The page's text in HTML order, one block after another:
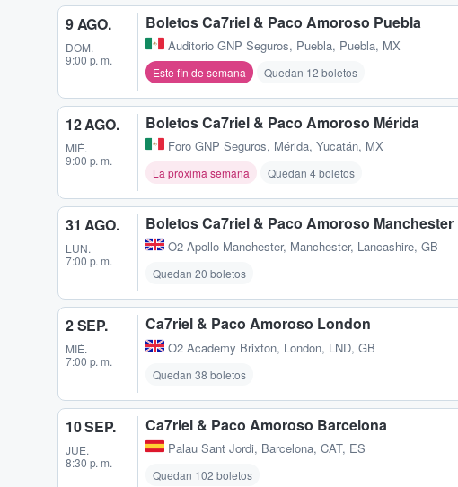
9 AGO.
DOM.
9:00 p. m.
Boletos Ca7riel & Paco Amoroso Puebla
Auditorio GNP Seguros, Puebla, Puebla, MX
Este fin de semana Quedan 12 boletos
12 AGO.
MIÉ.
9:00 p. m.
Boletos Ca7riel & Paco Amoroso Mérida
Foro GNP Seguros, Mérida, Yucatán, MX
La próxima semana Quedan 4 boletos
31 AGO.
LUN.
7:00 p. m.
Boletos Ca7riel & Paco Amoroso Manchester
O2 Apollo Manchester, Manchester, Lancashire, GB
Quedan 20 boletos
2 SEP.
MIÉ.
7:00 p. m.
Ca7riel & Paco Amoroso London
O2 Academy Brixton, London, LND, GB
Quedan 38 boletos
10 SEP.
JUE.
8:30 p. m.
Ca7riel & Paco Amoroso Barcelona
Palau Sant Jordi, Barcelona, CAT, ES
Quedan 102 boletos